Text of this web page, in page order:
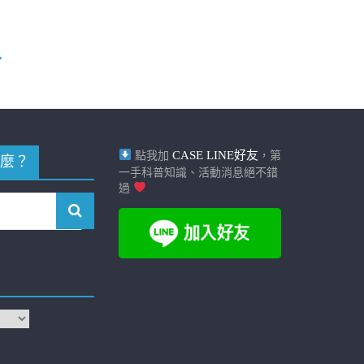
？ 點我加 CASE LINE好友 ，第
一手科普知識、活動消息絕不錯
過